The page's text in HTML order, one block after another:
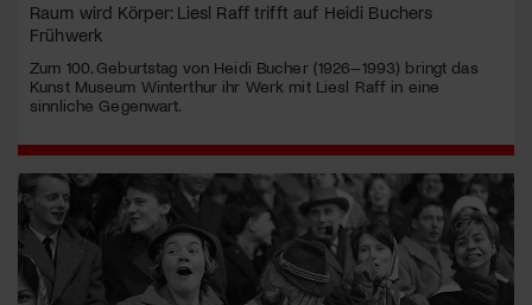
Raum wird Körper: Liesl Raff trifft auf Heidi Buchers
Frühwerk
Zum 100. Geburtstag von Heidi Bucher (1926–1993) bringt das
Kunst Museum Winterthur ihr Werk mit Liesl Raff in eine
sinnliche Gegenwart.